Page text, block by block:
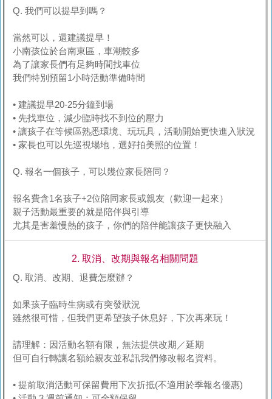
Q. 我們可以提早到嗎？
當然可以，還建議提早！
小南孩位於台南東區，車潮較多
為了讓家長們有足夠時間找車位
我們特別預留1小時活動準備時間
• 建議提早20-25分鐘到場
• 先找車位，減少臨時找不到位的壓力
• 讓孩子在等候區熟悉環境、玩玩具，活動開始更快進入狀況
• 家長也可以先巡視場地，選好拍美照的位置！
Q. 報名一個孩子，可以幾位家長陪同？
報名費含1名孩子+2位陪同家長或親友（歡迎一起來）
親子活動最重要的就是陪伴與引導
尤其是害羞慢熱的孩子，你們的陪伴能讓孩子更快融入
2. 取消、改期與報名相關問題
Q. 取消、改期、退費怎麼辦？
如果孩子臨時生病或有突發狀況
雖然很可惜，但我們更希望孩子休息好，下次再來玩！
請理解：因活動名額有限，無法提供改期／延期
但可自行轉讓名額給親友並私訊我們修改報名資料。
• 提前取消活動可保留費用下次折抵(不適用於季報名優惠)